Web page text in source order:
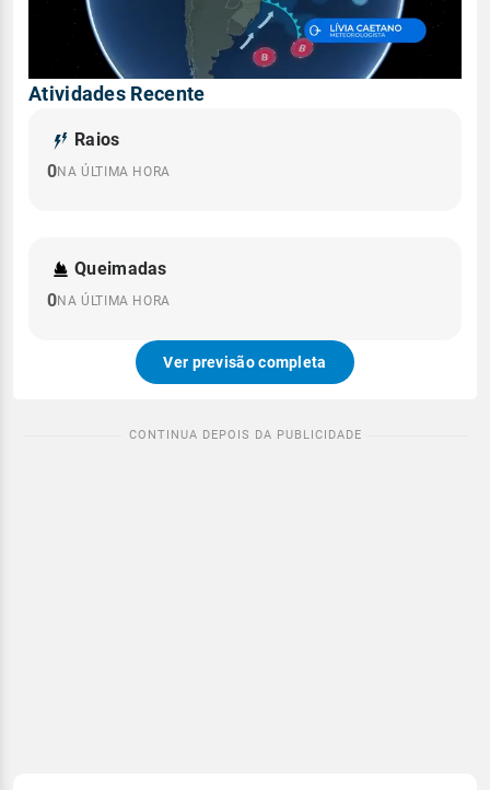
Atividades Recente
Raios
0NA ÚLTIMA HORA
Queimadas
0NA ÚLTIMA HORA
Ver previsão completa